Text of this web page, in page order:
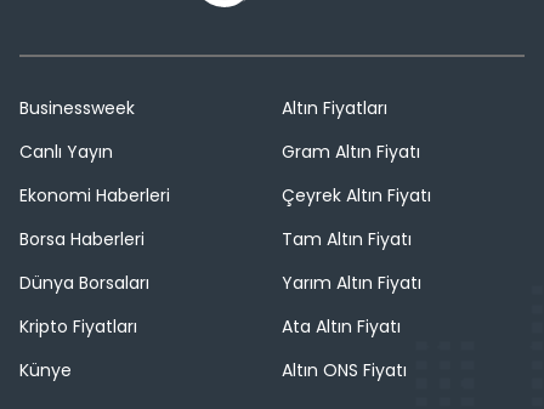
Businessweek
Canlı Yayın
Ekonomi Haberleri
Borsa Haberleri
Dünya Borsaları
Kripto Fiyatları
Künye
Altın Fiyatları
Gram Altın Fiyatı
Çeyrek Altın Fiyatı
Tam Altın Fiyatı
Yarım Altın Fiyatı
Ata Altın Fiyatı
Altın ONS Fiyatı